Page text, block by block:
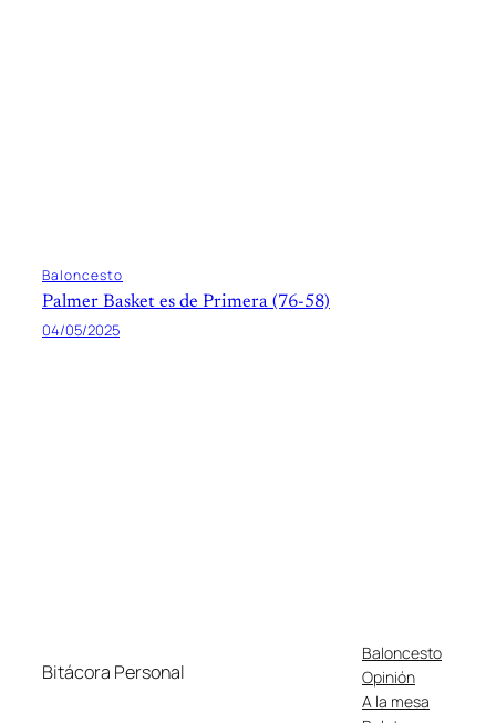
Baloncesto
Palmer Basket es de Primera (76-58)
04/05/2025
Bitácora Personal
Baloncesto
Opinión
A la mesa